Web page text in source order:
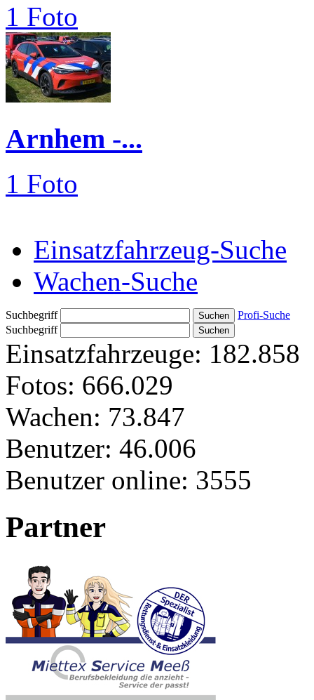
1 Foto
Arnhem -...
1 Foto
Einsatzfahrzeug-Suche
Wachen-Suche
Suchbegriff
Profi-Suche
Suchbegriff
Einsatzfahrzeuge: 182.858
Fotos: 666.029
Wachen: 73.847
Benutzer: 46.006
Benutzer online: 3555
Partner